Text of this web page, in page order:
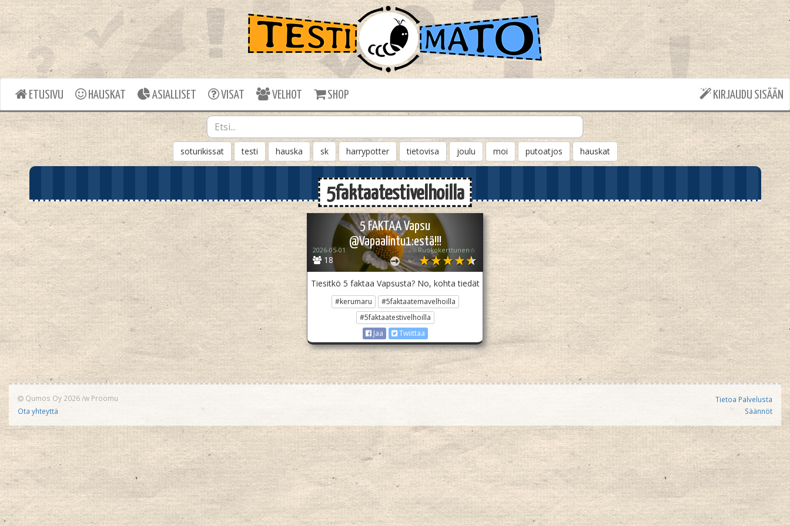
ETUSIVU HAUSKAT ASIALLISET VISAT VELHOT SHOP KIRJAUDU SISÄÄN
soturikissat testi hauska sk harrypotter tietovisa joulu moi putoatjos hauskat
5faktaatestivelhoilla
5 FAKTAA Vapsu
@Vapaalintu1:estä!!!
18
2026-05-01 ☆Ruokokerttunen☆
Tiesitkö 5 faktaa Vapsusta? No, kohta tiedät
#kerumaru
#5faktaatemavelhoilla
#5faktaatestivelhoilla
Jaa
Twiittaa
Qumos Oy 2026/w Proomu
Ota yhteyttä
Tietoa Palvelusta
Säännöt